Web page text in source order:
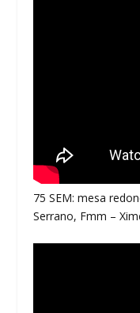
75 SEM: mesa
Serrano, Fmm –